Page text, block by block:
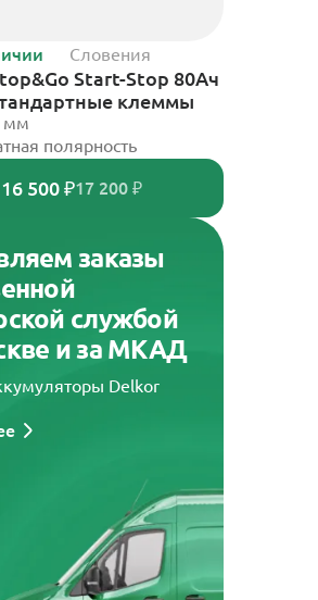
Словения
Start-Stop 80Ач
клеммы
мм
полярность
16 500 ₽17 200 ₽
заказы
службой
и за МКАД
Delkor